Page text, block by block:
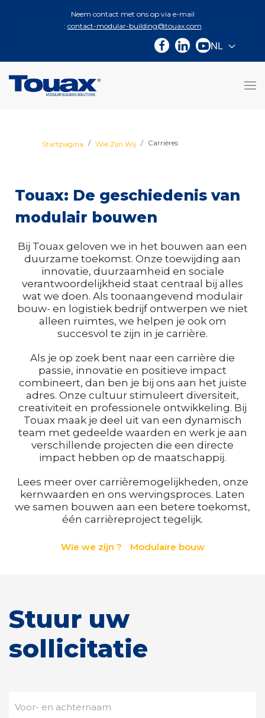
Neem contact met ons op via e-mail
: contact-modular-building@touax.com
Selecteer
NL
Startpagina Wie Zijn Wij Carrières
Touax: De geschiedenis van
modulair bouwen
Bij Touax geloven we in het bouwen aan een
duurzame toekomst. Onze toewijding aan
innovatie, duurzaamheid en sociale
verantwoordelijkheid staat centraal bij alles
wat we doen. Als toonaangevend modulair
bouw- en logistiek bedrijf ontwerpen we niet
alleen ruimtes, we helpen je ook om
succesvol te zijn in je carrière.
Als je op zoek bent naar een carrière die
passie, innovatie en positieve impact
combineert, dan ben je bij ons aan het juiste
adres. Onze cultuur stimuleert diversiteit,
creativiteit en professionele ontwikkeling. Bij
Touax maak je deel uit van een dynamisch
team met gedeelde waarden en werk je aan
verschillende projecten die een directe
impact hebben op de maatschappij.
Lees meer over carrièremogelijkheden, onze
kernwaarden en ons wervingsproces. Laten
we samen bouwen aan een betere toekomst,
één carrièreproject tegelijk.
Wie we zijn ? Modulaire bouw
Stuur uw
sollicitatie